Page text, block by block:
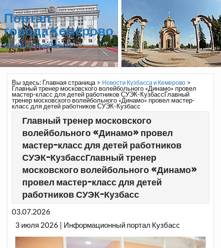
Портал
города Кемерово
и всего Кузбасса
Вы здесь: Главная страница> Новости Кузбасса и Кемерово>
Главный тренер московского волейбольного «Динамо» провел
мастер-класс для детей работников СУЭК-КузбассГлавный
тренер московского волейбольного «Динамо» провел мастер-
класс для детей работников СУЭК-Кузбасс
Главный тренер московского
волейбольного «Динамо» провел
мастер-класс для детей работников
СУЭК-КузбассГлавный тренер
московского волейбольного «Динамо»
провел мастер-класс для детей
работников СУЭК-Кузбасс
03.07.2026
3 июля 2026 | Информационный портал Кузбасс